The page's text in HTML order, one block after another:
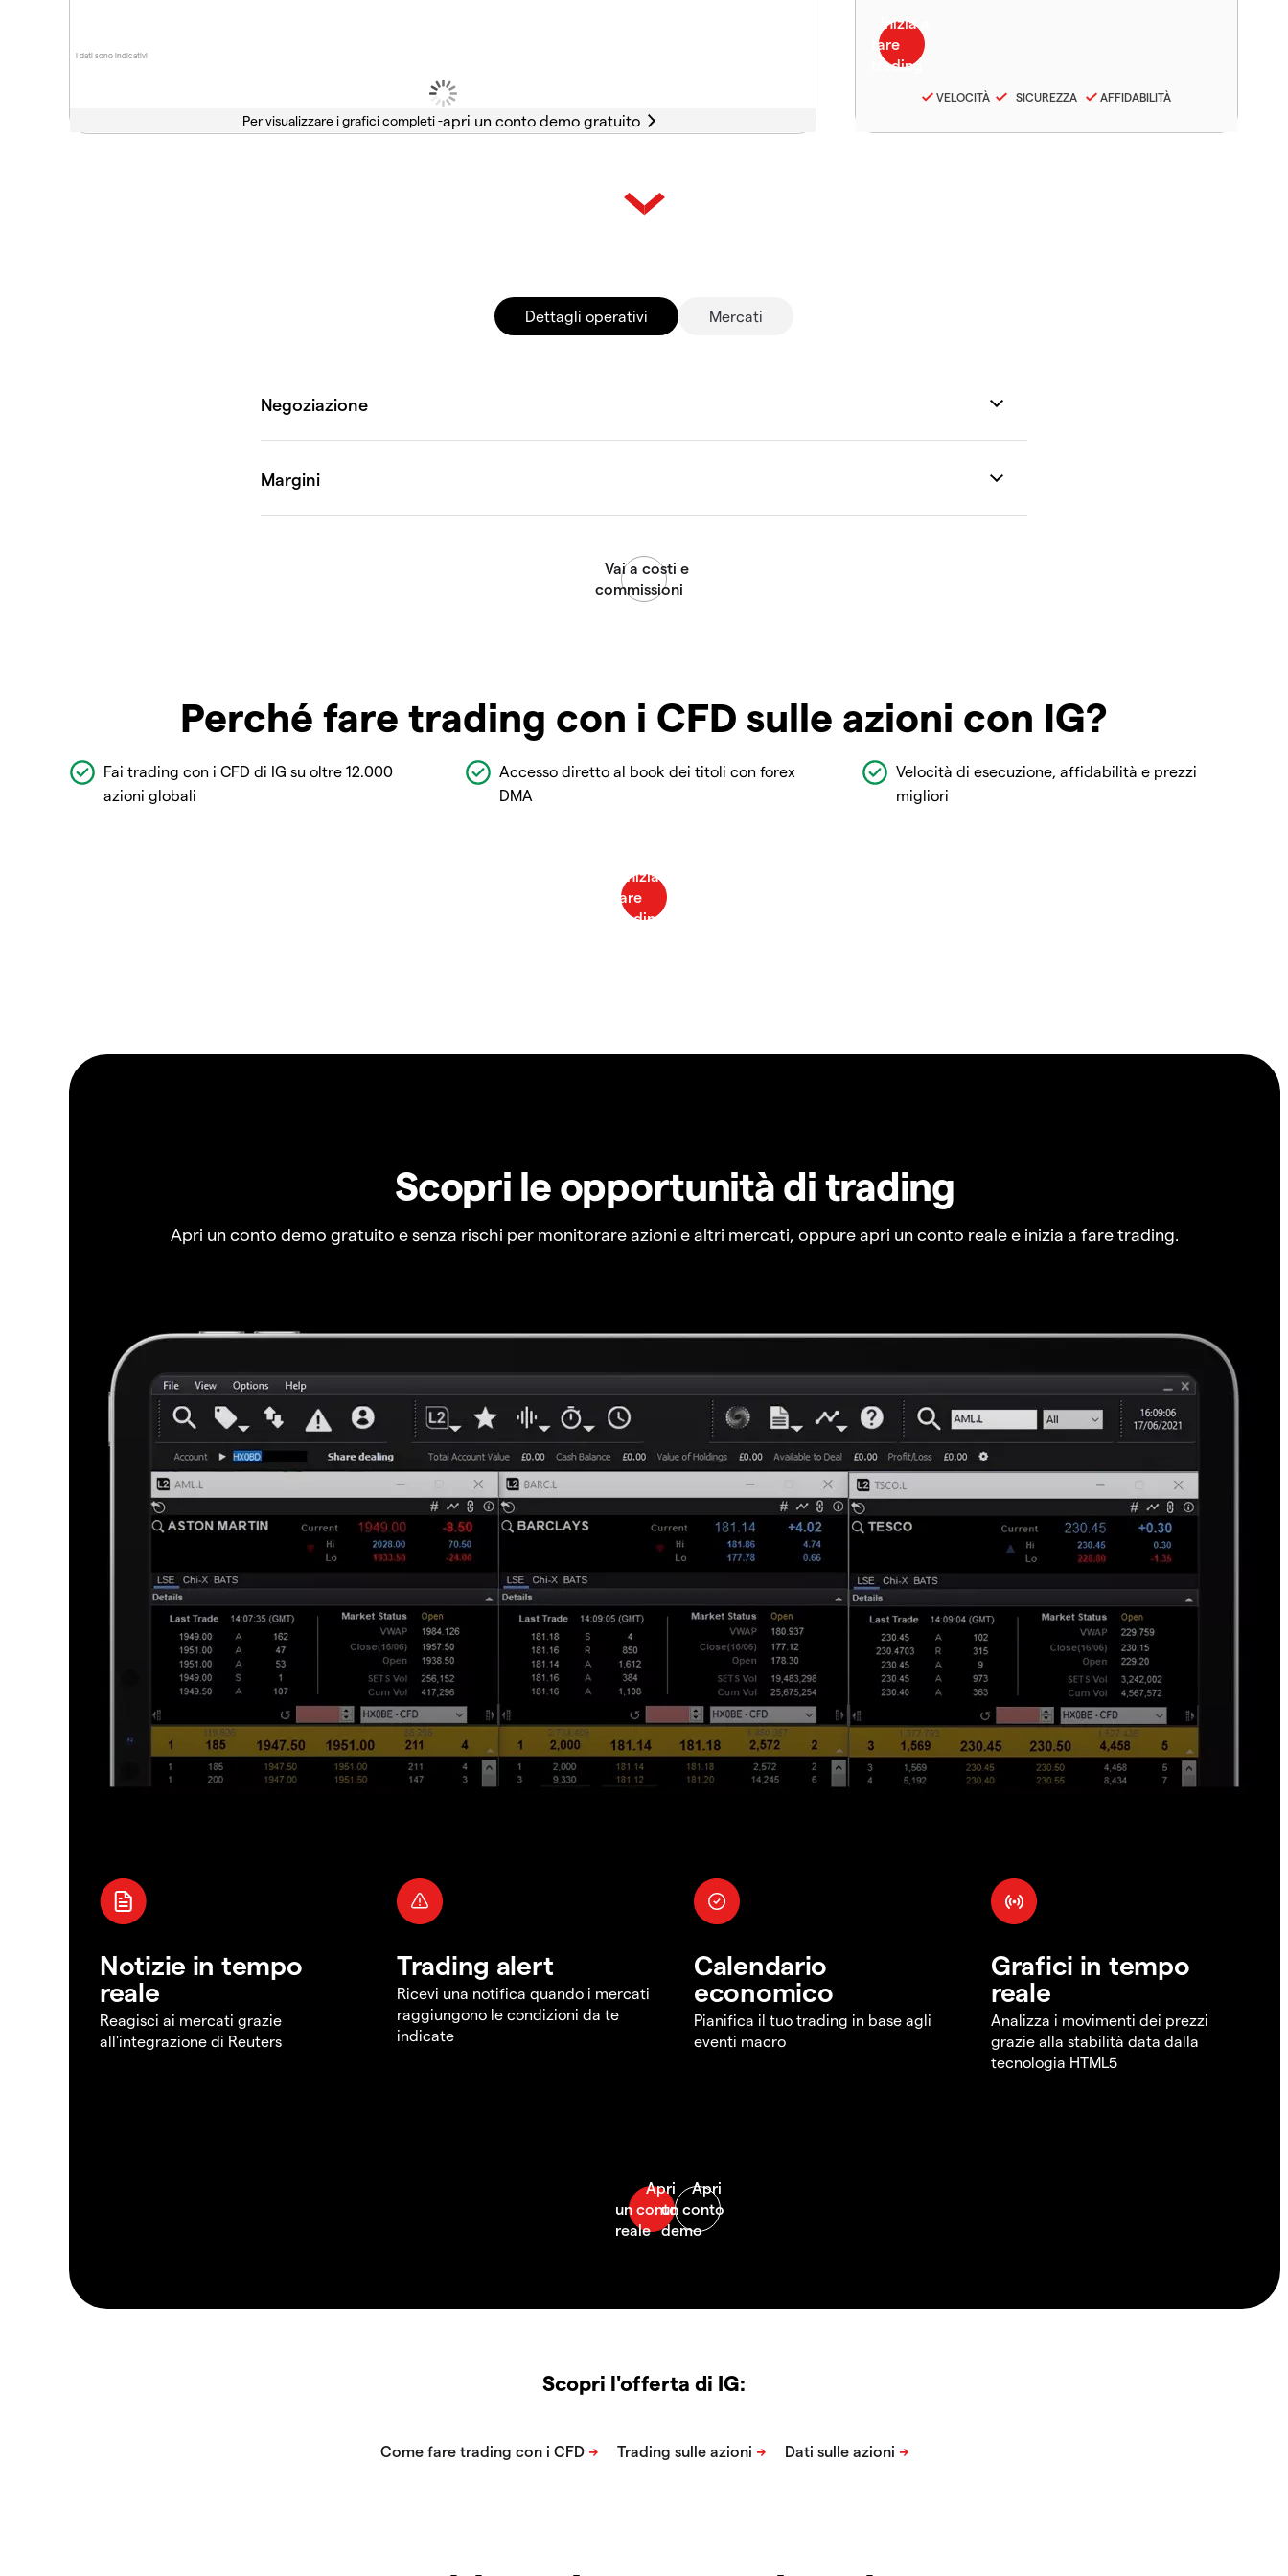
I dati sono indicativi
Per visualizzare i grafici completi -
VELOCITÀ SICUREZZA AFFIDABILITÀ
Dettagli operativi Mercati
Perché fare trading con i CFD sulle azioni con IG?
Fai trading con i CFD di IG su oltre 12.000
azioni globali
Accesso diretto al book dei titoli con forex
DMA
Velocità di esecuzione, affidabilità e prezzi
migliori
Scopri le opportunità di trading
Apri un conto demo gratuito e senza rischi per monitorare azioni e altri mercati, oppure apri un conto reale e inizia a fare trading.
Notizie in tempo
reale
Reagisci ai mercati grazie
all'integrazione di Reuters
Trading alert
Ricevi una notifica quando i mercati
raggiungono le condizioni da te
indicate
Calendario
economico
Pianifica il tuo trading in base agli
eventi macro
Grafici in tempo
reale
Analizza i movimenti dei prezzi
grazie alla stabilità data dalla
tecnologia HTML5
Scopri l'offerta di IG: